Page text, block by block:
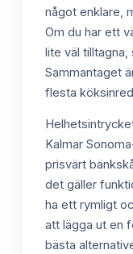
något enklare,
Om du har ett
lite väl tilltagna,
Sammantaget
flesta
Kalmar
prisvärt
det gäller
ha ett rymligt
att lägga ut en
bästa